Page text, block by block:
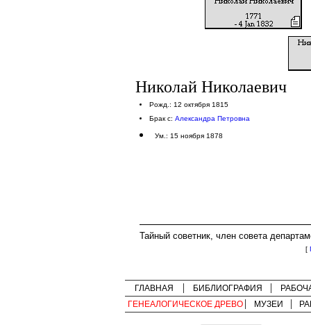
Николай Николаевич
Рожд.: 12 октября 1815
Брак с: Александра Петровна
Ум.: 15 ноября 1878
Тайный советник, член совета
[
ГЛАВНАЯ БИБЛИОГРАФИЯ
ГЕНЕАЛОГИЧЕСКОЕ ДРЕВО
МУЗЕИ